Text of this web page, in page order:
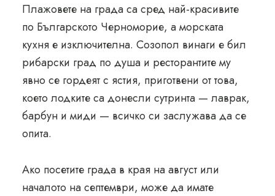
Плажовете на града са сред най-красивите
по Българското Черноморие, а морската
кухня е изключителна. Созопол винаги е бил
рибарски град по душа и ресторантите му
явно се гордеят с ястия, приготвени от това,
което лодките са донесли сутринта — лаврак,
барбун и миди — всичко си заслужава да се
опита.
Ако посетите града в края на август или
началото на септември, може да имате